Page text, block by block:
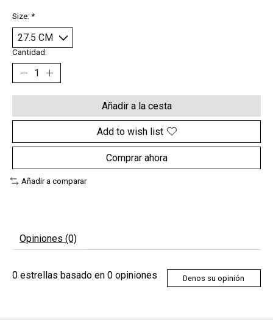
Size: *
Cantidad:
Añadir a la cesta
Add to wish list
Comprar ahora
Añadir a comparar
Opiniones (0)
0 estrellas basado en 0 opiniones Denos su opinión